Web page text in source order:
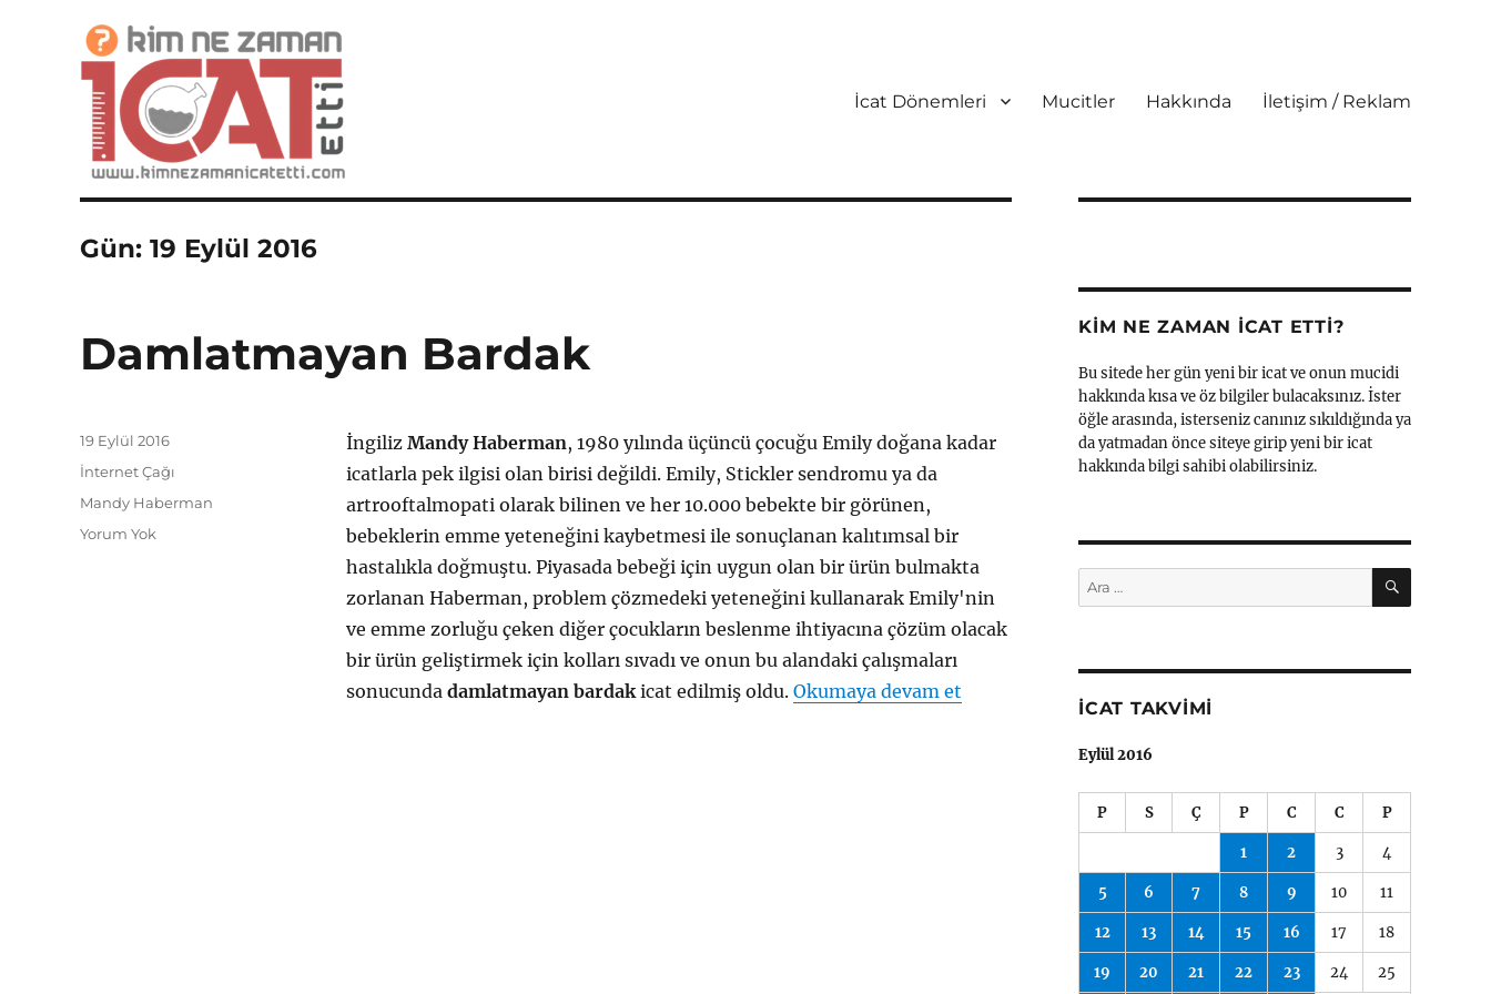
Kim Ne Zaman İcat Etti?
İcatlar, Buluşlar ve Mucitler Sitesi
İcat Dönemleri Mucitler Hakkında İletişim / Reklam
Gün: 19 Eylül 2016
Damlatmayan Bardak
İngiliz Mandy Haberman, 1980 yılında üçüncü çocuğu Emily doğana kadar
icatlarla pek ilgisi olan birisi değildi. Emily, Stickler sendromu ya da
artrooftalmopati olarak bilinen ve her 10.000 bebekte bir görünen,
bebeklerin emme yeteneğini kaybetmesi ile sonuçlanan kalıtımsal bir
hastalıkla doğmuştu. Piyasada bebeği için uygun olan bir ürün bulmakta
zorlanan Haberman, problem çözmedeki yeteneğini kullanarak Emily'nin
ve emme zorluğu çeken diğer çocukların beslenme ihtiyacına çözüm olacak
bir ürün geliştirmek için kolları sıvadı ve onun bu alandaki çalışmaları
sonucunda damlatmayan bardakicat edilmiş oldu. Okumaya devam et
Yayın
tarihi
19 Eylül 2016
Kategoriler
İnternet Çağı
Etiketler
Mandy Haberman
Yorum Yok
KIM NE ZAMAN İCAT ETTI?
Bu sitede her gün yeni bir icat ve onun mucidi
hakkında kısa ve öz bilgiler bulacaksınız. İster
öğle arasında, isterseniz canınız sıkıldığında ya
da yatmadan önce siteye girip yeni bir icat
hakkında bilgi sahibi olabilirsiniz.
Ara: ARA
İCAT TAKVIMI
Eylül 2016
P S Ç P C C P
1 2 3 4
5 6 7 8 9 10 11
12 13 14 15 16 17 18
19 20 21 22 23 24 25